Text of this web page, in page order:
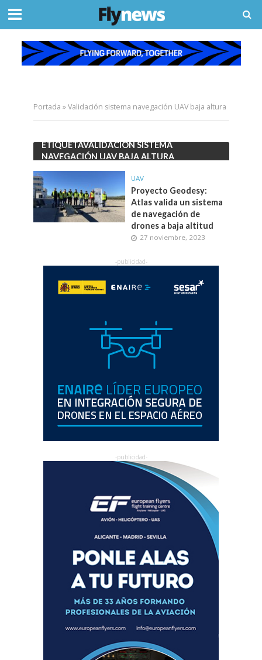
Portada »Validación sistema navegación UAV baja altura
ETIQUETAVALIDACIÓN SISTEMA
NAVEGACIÓN UAV BAJA ALTURA
UAV
Proyecto Geodesy:
Atlas valida un sistema
de navegación de
drones a baja altitud
27 noviembre, 2023